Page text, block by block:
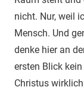
nicht. Nur, weil
Mensch. Und
denke hier an
ersten Blick
Christus